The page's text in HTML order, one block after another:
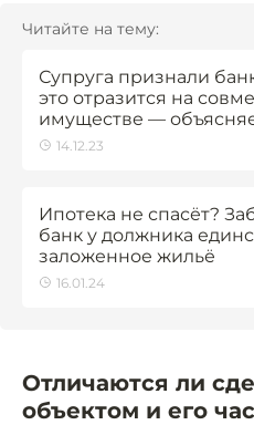
Читайте на тему:
Супруга признали
это отразится на
имуществе —
14.12.23
Ипотека не спасёт?
банк у должника
заложенное жильё
16.01.24
Отличаются ли
объектом и его